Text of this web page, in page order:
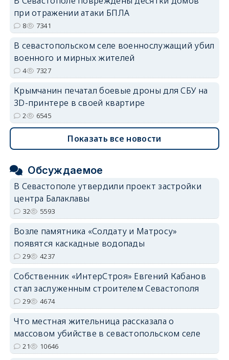
при отражении атаки БПЛА
8 7341
В севастопольском селе военнослужащий убил
военного и мирных жителей
4 7327
Крымчанин печатал боевые дроны для СБУ на
3D-принтере в своей квартире
2 6545
Показать все новости
Обсуждаемое
В Севастополе утвердили проект застройки
центра Балаклавы
32 5593
Возле памятника «Солдату и Матросу»
появятся каскадные водопады
29 4237
Собственник «ИнтерСтроя» Евгений Кабанов
стал заслуженным строителем Севастополя
29 4674
Что местная жительница рассказала о
массовом убийстве в севастопольском селе
21 10646